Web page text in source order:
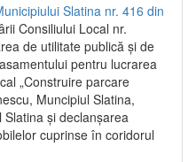
Slatina nr. 416 din
Consiliului Local nr.
de utilitate publică și de
pentru lucrarea
„Construire parcare
Muncipiul Slatina,
și declanșarea
cuprinse în coridorul